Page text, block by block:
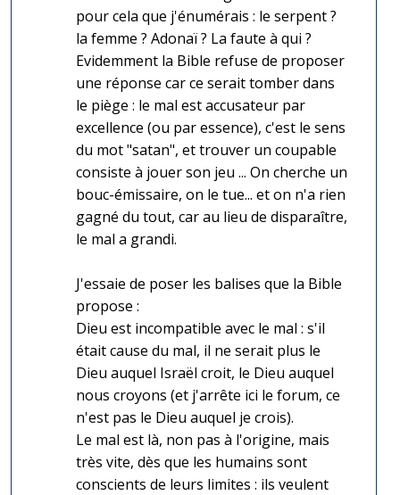
pour cela que j'énumérais : le serpent ?
la femme ? Adonaï ? La faute à qui ?
Evidemment la Bible refuse de proposer
une réponse car ce serait tomber dans
le piège : le mal est accusateur par
excellence (ou par essence), c'est le sens
du mot "satan", et trouver un coupable
consiste à jouer son jeu ... On cherche un
bouc-émissaire, on le tue... et on n'a rien
gagné du tout, car au lieu de disparaître,
le mal a grandi.
J'essaie de poser les balises que la Bible
propose :
Dieu est incompatible avec le mal : s'il
était cause du mal, il ne serait plus le
Dieu auquel Israël croit, le Dieu auquel
nous croyons (et j'arrête ici le forum, ce
n'est pas le Dieu auquel je crois).
Le mal est là, non pas à l'origine, mais
très vite, dès que les humains sont
conscients de leurs limites : ils veulent